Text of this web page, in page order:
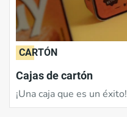
CARTÓN
Cajas de cartón
¡Una caja que es un éxito!